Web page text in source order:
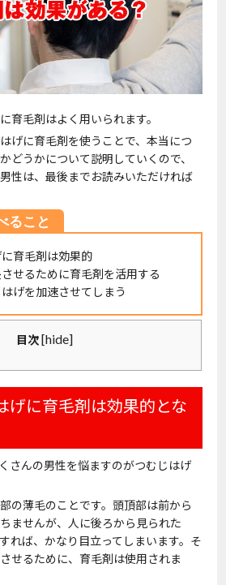
育毛剤はよく用いられます。
げに育毛剤を使うことで、本当につ
どうかについて説明していくので、
性は、最後までお読みいただければ
育毛剤は効果的
せるために育毛剤を活用する
げを加速させてしまう
目次[hide]
げに育毛剤は効果的とな
さんの男性を悩ますのがつむじはげ
の薄毛のことです。頭頂部は前から
ませんが、人に後ろから見られた
れば、かなり目立ってしまいます。そ
せるために、育毛剤は使用されま